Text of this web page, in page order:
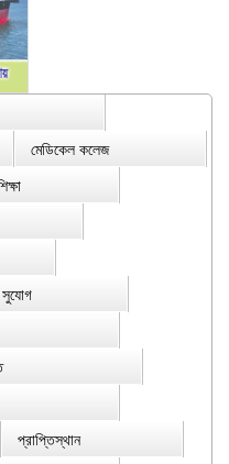
মেডিকেল কলেজ
সুযোগ
প্রাপ্তিস্থান